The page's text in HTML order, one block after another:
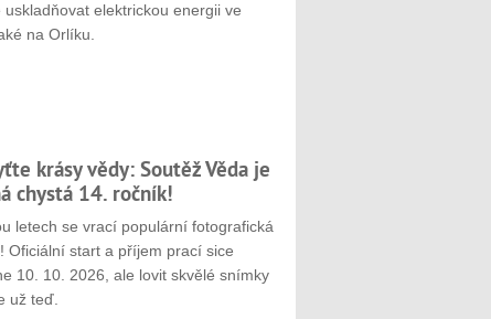
uskladňovat elektrickou energii ve
na Orlíku.
krásy vědy: Soutěž Věda je
chystá 14. ročník!
letech se vrací populární fotografická
Oficiální start a příjem prací sice
10. 10. 2026, ale lovit skvělé snímky
už teď.